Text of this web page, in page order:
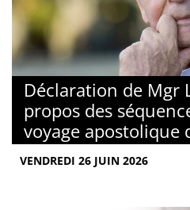
Déclaration de Mgr
propos des
voyage apostolique
VENDREDI 26 JUIN 2026